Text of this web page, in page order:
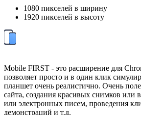
1080 пикселей в ширину
1920 пикселей в высоту
Mobile FIRST - это расширение для
позволяет просто и в один клик
планшет очень реалистично. Очень
сайта, создания красивых снимков или
или электронных писем, проведения
демонстраций и т.д.